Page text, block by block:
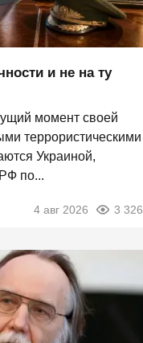
и не на ту
момент своей
террористическими
Украиной,
по...
4 авг 2026 3 326